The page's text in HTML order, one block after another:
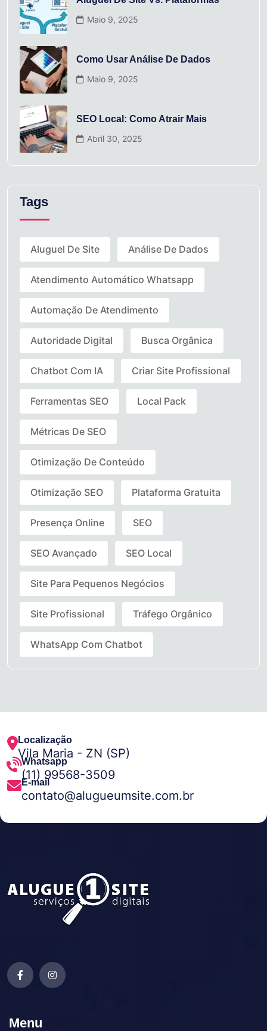
Maio 9, 2025
Como Usar Análise De Dados
Maio 9, 2025
SEO Local: Como Atrair Mais
Abril 30, 2025
Tags
Aluguel De Site Análise De Dados
Atendimento Automático Whatsapp
Automação De Atendimento
Autoridade Digital Busca Orgânica
Chatbot Com IA Criar Site Profissional
Ferramentas SEO Local Pack
Métricas De SEO
Otimização De Conteúdo
Otimização SEO Plataforma Gratuita
Presença Online SEO
SEO Avançado SEO Local
Site Para Pequenos Negócios
Site Profissional Tráfego Orgânico
WhatsApp Com Chatbot
Localização
Vila Maria - ZN (SP)
Whatsapp
(11) 99568-3509
E-mail
contato@alugueumsite.com.br
Menu